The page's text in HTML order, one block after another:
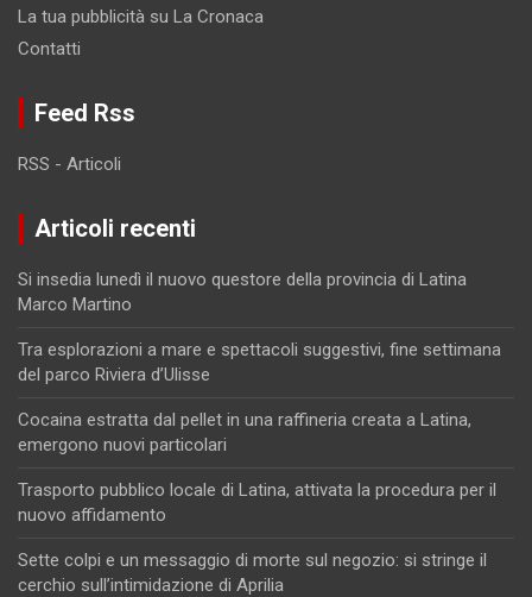
La tua pubblicità su La Cronaca
Contatti
Feed Rss
RSS - Articoli
Articoli recenti
Si insedia lunedì il nuovo questore della provincia di Latina
Marco Martino
Tra esplorazioni a mare e spettacoli suggestivi, fine settimana
del parco Riviera d’Ulisse
Cocaina estratta dal pellet in una raffineria creata a Latina,
emergono nuovi particolari
Trasporto pubblico locale di Latina, attivata la procedura per il
nuovo affidamento
Sette colpi e un messaggio di morte sul negozio: si stringe il
cerchio sull’intimidazione di Aprilia